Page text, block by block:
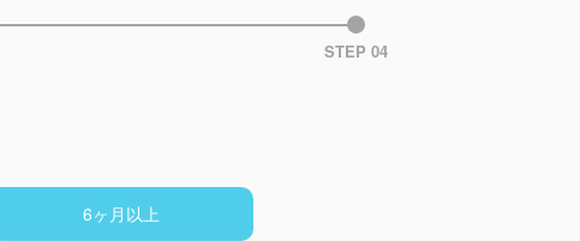
STEP 04
6ヶ月以上